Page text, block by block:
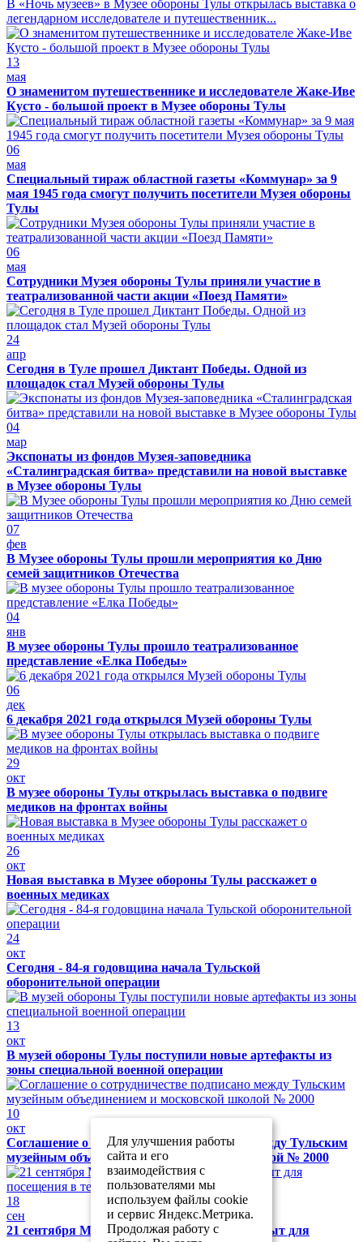
В «Ночь музеев» в Музее обороны Тулы открылась выставка о
легендарном исследователе и путешественник...
13
мая
О знаменитом путешественнике и исследователе Жаке-Иве
Кусто - большой проект в Музее обороны Тулы
06
мая
Специальный тираж областной газеты «Коммунар» за 9
мая 1945 года смогут получить посетители Музея обороны
Тулы
06
мая
Сотрудники Музея обороны Тулы приняли участие в
театрализованной части акции «Поезд Памяти»
24
апр
Сегодня в Туле прошел Диктант Победы. Одной из
площадок стал Музей обороны Тулы
04
мар
Экспонаты из фондов Музея-заповедника
«Сталинградская битва» представили на новой выставке
в Музее обороны Тулы
07
фев
В Музее обороны Тулы прошли мероприятия ко Дню
семей защитников Отечества
04
янв
В музее обороны Тулы прошло театрализованное
представление «Елка Победы»
06
дек
6 декабря 2021 года открылся Музей обороны Тулы
29
окт
В музее обороны Тулы открылась выставка о подвиге
медиков на фронтах войны
26
окт
Новая выставка в Музее обороны Тулы расскажет о
военных медиках
24
окт
Сегодня - 84-я годовщина начала Тульской
оборонительной операции
13
окт
В музей обороны Тулы поступили новые артефакты из
зоны специальной военной операции
10
окт
Соглашение о сотрудничестве подписано между Тульским
музейным объединением и московской школой № 2000
18
сен
21 сентября Музей обороны Тулы будет закрыт для
Для улучшения работы
сайта и его
взаимодействия с
пользователями мы
используем файлы cookie
и сервис Яндекс.Метрика.
Продолжая работу с